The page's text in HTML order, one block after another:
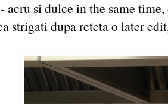
- acru si dulce in the same
strigati dupa reteta o later